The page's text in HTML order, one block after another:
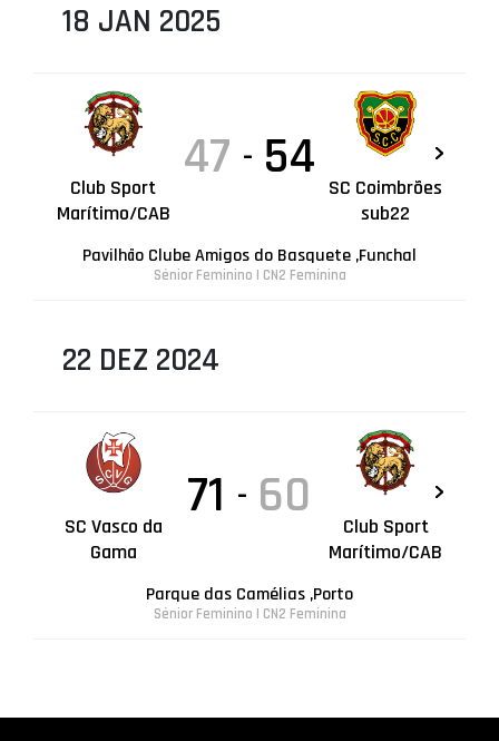
18 JAN 2025
Club Sport
Marítimo/CAB
47 - 54
SC Coimbrões
sub22
Pavilhão Clube Amigos do Basquete ,Funchal
Sénior Feminino | CN2 Feminina
22 DEZ 2024
SC Vasco da
Gama
71 - 60
Club Sport
Marítimo/CAB
Parque das Camélias ,Porto
Sénior Feminino | CN2 Feminina